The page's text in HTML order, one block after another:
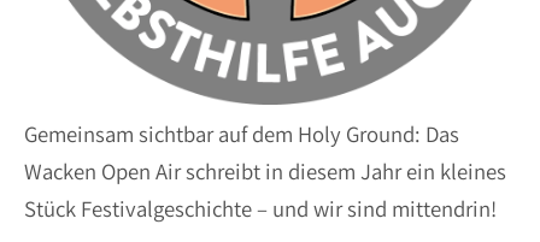
Gemeinsam sichtbar auf dem Holy Ground: Das
Wacken Open Air schreibt in diesem Jahr ein kleines
Stück Festivalgeschichte – und wir sind mittendrin!